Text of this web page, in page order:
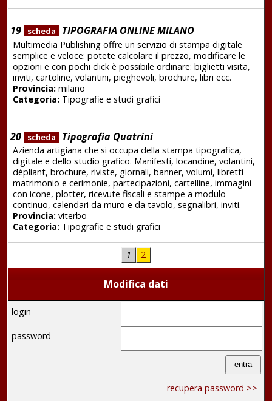
19 scheda TIPOGRAFIA ONLINE MILANO
Multimedia Publishing offre un servizio di stampa digitale
semplice e veloce: potete calcolare il prezzo, modificare le
opzioni e con pochi click è possibile ordinare: biglietti visita,
inviti, cartoline, volantini, pieghevoli, brochure, libri ecc.
Provincia:milano
Categoria:Tipografie e studi grafici
20 scheda Tipografia Quatrini
Azienda artigiana che si occupa della stampa tipografica,
digitale e dello studio grafico. Manifesti, locandine, volantini,
dépliant, brochure, riviste, giornali, banner, volumi, libretti
matrimonio e cerimonie, partecipazioni, cartelline, immagini
con icone, plotter, ricevute fiscali e stampe a modulo
continuo, calendari da muro e da tavolo, segnalibri, inviti.
Provincia:viterbo
Categoria:Tipografie e studi grafici
1 2
Modifica dati
login
password
recupera password >>